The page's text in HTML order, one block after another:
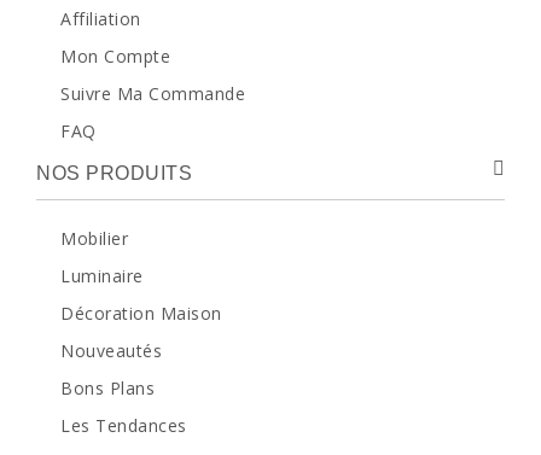
Affiliation
Mon Compte
Suivre Ma Commande
FAQ
NOS PRODUITS
Mobilier
Luminaire
Décoration Maison
Nouveautés
Bons Plans
Les Tendances